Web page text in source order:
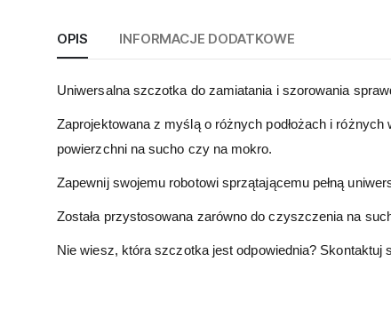
OPIS INFORMACJE DODATKOWE
Uniwersalna szczotka do zamiatania i szorowania
Zaprojektowana z myślą o różnych podłożach i
powierzchni na sucho czy na mokro.
Zapewnij swojemu robotowi sprzątającemu pełną
Została przystosowana zarówno do czyszczenia na
Nie wiesz, która szczotka jest odpowiednia? Skontaktuj